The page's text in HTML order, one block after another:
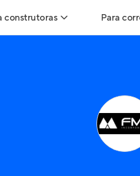
construtoras Para
Hub de